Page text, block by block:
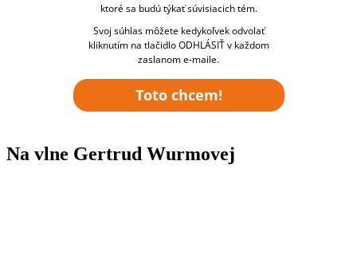
ktoré sa budú týkať súvisiacich tém.
Svoj súhlas môžete kedykoľvek odvolať
kliknutím na tlačidlo ODHLÁSIŤ v každom
zaslanom e-maile.
Toto chcem!
Na vlne Gertrud Wurmovej